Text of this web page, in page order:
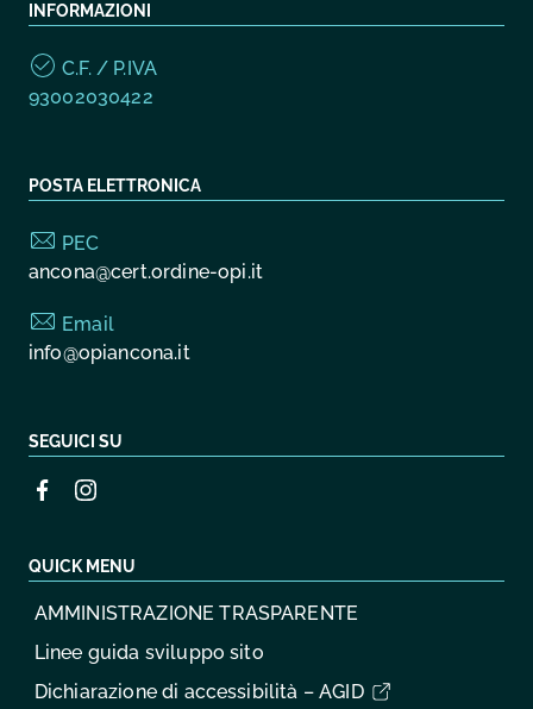
INFORMAZIONI
C.F. / P.IVA
93002030422
POSTA ELETTRONICA
PEC
ancona@cert.ordine-opi.it
Email
info@opiancona.it
SEGUICI SU
QUICK MENU
AMMINISTRAZIONE TRASPARENTE
Linee guida sviluppo sito
Dichiarazione di accessibilità – AGID